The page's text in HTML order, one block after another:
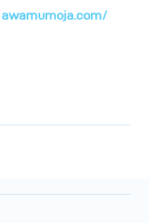
awamumoja.com/